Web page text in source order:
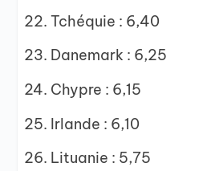
Tchéquie : 6,40
Danemark : 6,25
Chypre : 6,15
Irlande : 6,10
Lituanie : 5,75